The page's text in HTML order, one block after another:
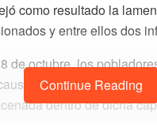
como resultado la
y entre ellos dos
de octubre, los
imposibles. Sin
dentro de dicha
Continue Reading